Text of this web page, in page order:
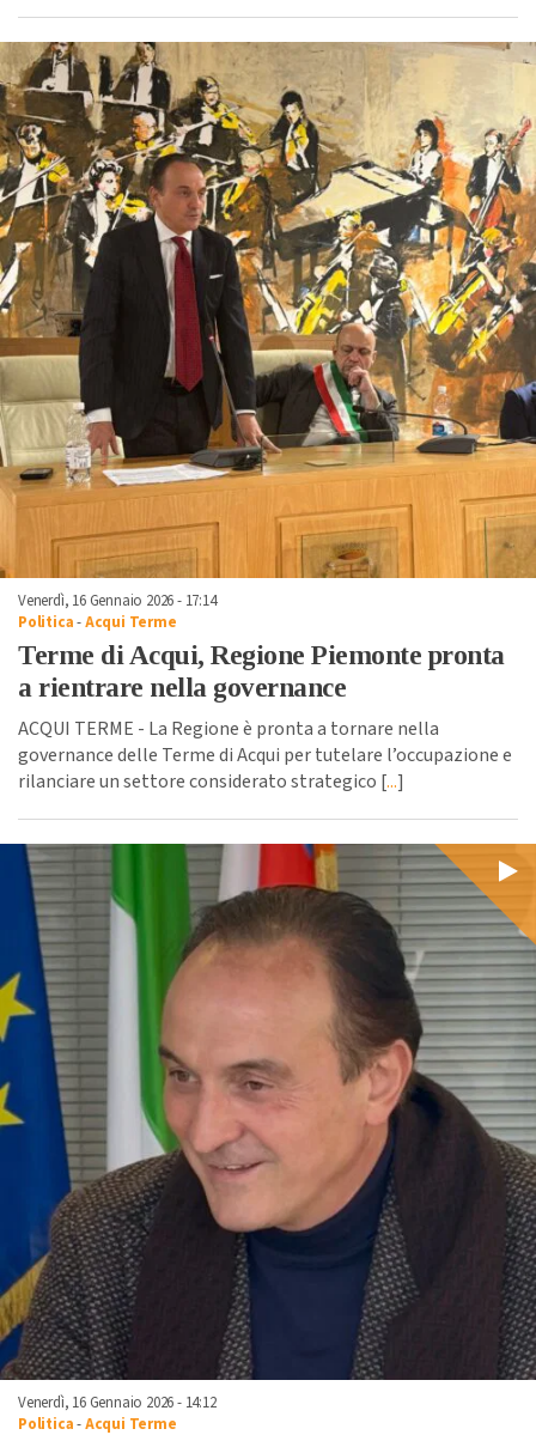
Venerdì, 16 Gennaio 2026 - 17:14
Politica-Acqui Terme
Terme di Acqui, Regione Piemonte pronta
a rientrare nella governance
ACQUI TERME - La Regione è pronta a tornare nella
governance delle Terme di Acqui per tutelare l’occupazione e
rilanciare un settore considerato strategico [...]
Venerdì, 16 Gennaio 2026 - 14:12
Politica-Acqui Terme